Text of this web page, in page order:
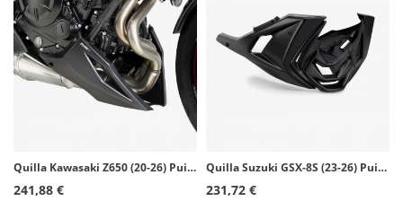
Quilla Kawasaki Z650 (20-26) Puig Negro Mate 22531J
241,88 €
Quilla Suzuki GSX-8S (23-26) Puig Negro mate 21698J
231,72 €